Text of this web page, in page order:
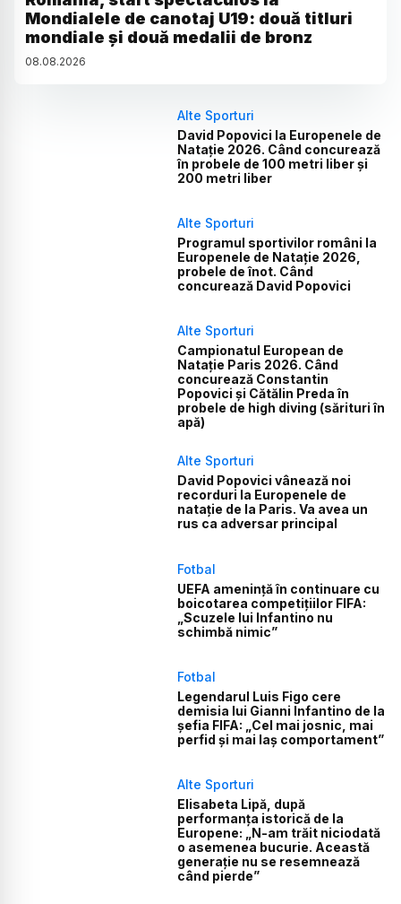
Mondialele de canotaj U19: două titluri
mondiale și două medalii de bronz
08.08.2026
Alte Sporturi
David Popovici la Europenele de
Natație 2026. Când concurează
în probele de 100 metri liber și
200 metri liber
Alte Sporturi
Programul sportivilor români la
Europenele de Natație 2026,
probele de înot. Când
concurează David Popovici
Alte Sporturi
Campionatul European de
Natație Paris 2026. Când
concurează Constantin
Popovici și Cătălin Preda în
probele de high diving (sărituri în
apă)
Alte Sporturi
David Popovici vânează noi
recorduri la Europenele de
natație de la Paris. Va avea un
rus ca adversar principal
Fotbal
UEFA amenință în continuare cu
boicotarea competițiilor FIFA:
„Scuzele lui Infantino nu
schimbă nimic”
Fotbal
Legendarul Luis Figo cere
demisia lui Gianni Infantino de la
șefia FIFA: „Cel mai josnic, mai
perfid și mai laș comportament”
Alte Sporturi
Elisabeta Lipă, după
performanța istorică de la
Europene: „N-am trăit niciodată
o asemenea bucurie. Această
generație nu se resemnează
când pierde”